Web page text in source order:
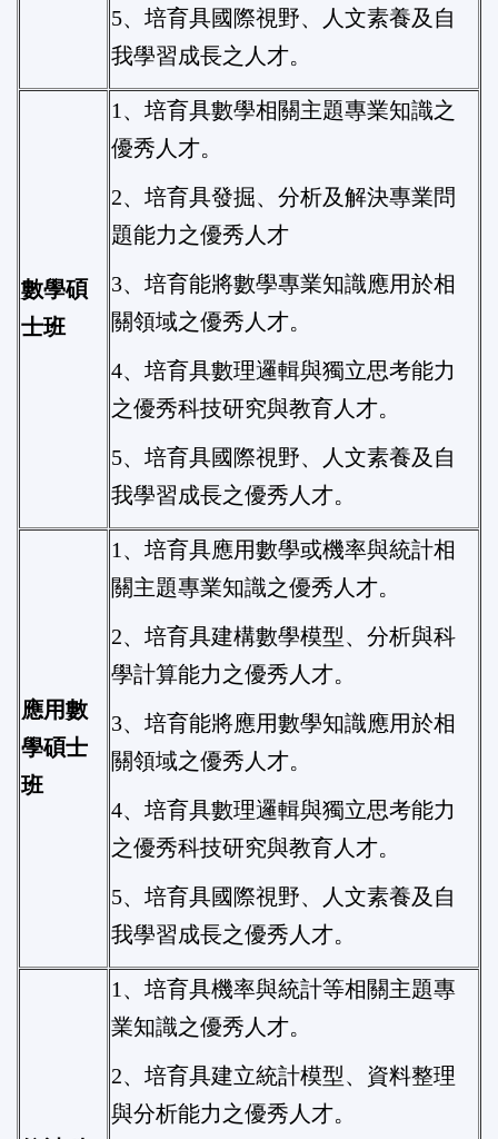
5、培育具國際視野、人文素養及自
我學習成長之人才。
數學碩
士班
1、培育具數學相關主題專業知識之
優秀人才。
2、培育具發掘、分析及解決專業問
題能力之優秀人才
3、培育能將數學專業知識應用於相
關領域之優秀人才。
4、培育具數理邏輯與獨立思考能力
之優秀科技研究與教育人才。
5、培育具國際視野、人文素養及自
我學習成長之優秀人才。
應用數
學碩士
班
1、培育具應用數學或機率與統計相
關主題專業知識之優秀人才。
2、培育具建構數學模型、分析與科
學計算能力之優秀人才。
3、培育能將應用數學知識應用於相
關領域之優秀人才。
4、培育具數理邏輯與獨立思考能力
之優秀科技研究與教育人才。
5、培育具國際視野、人文素養及自
我學習成長之優秀人才。
1、培育具機率與統計等相關主題專
業知識之優秀人才。
2、培育具建立統計模型、資料整理
與分析能力之優秀人才。